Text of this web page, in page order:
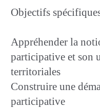
Objectifs
Appréhender la
participative et son
territoriales
Construire une
participative